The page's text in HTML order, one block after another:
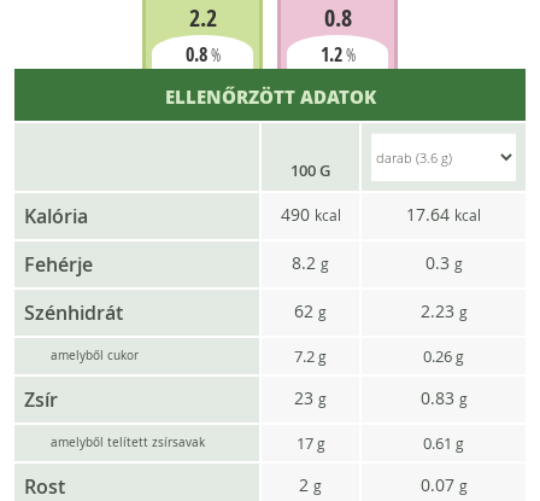
2.2
0.8%
0.8
1.2%
ELLENŐRZÖTT ADATOK
100 G
Kalória 490 kcal 17.64 kcal
Fehérje 8.2 g 0.3 g
Szénhidrát 62 g 2.23 g
amelyből cukor 7.2g 0.26g
Zsír 23 g 0.83 g
amelyből telített zsírsavak 17g 0.61 g
Rost 2 g 0.07 g